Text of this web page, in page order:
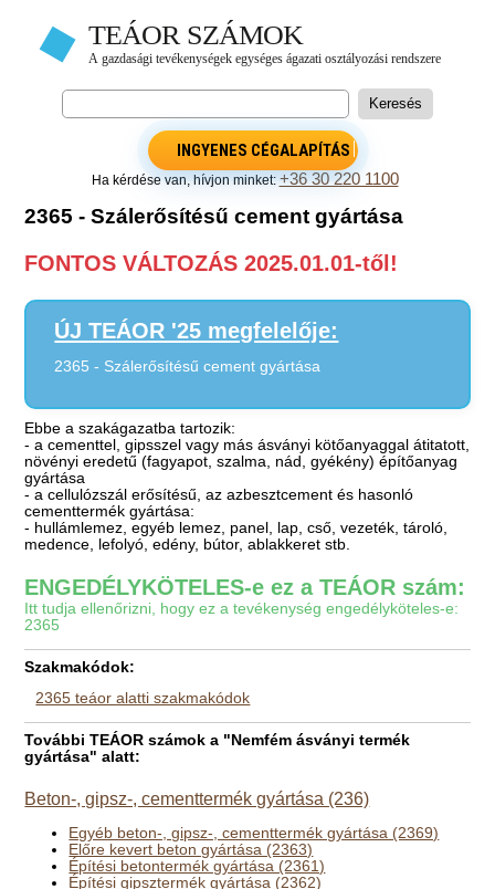
INGYENES CÉGALAPÍTÁS
Ha kérdése van, hívjon minket:+36 30 220 1100
2365 - Szálerősítésű cement gyártása
FONTOS VÁLTOZÁS 2025.01.01-től!
ÚJ TEÁOR '25 megfelelője:
2365 - Szálerősítésű cement gyártása
Ebbe a szakágazatba tartozik:
- a cementtel, gipsszel vagy más ásványi kötőanyaggal átitatott,
növényi eredetű (fagyapot, szalma, nád, gyékény) építőanyag
gyártása
- a cellulózszál erősítésű, az azbesztcement és hasonló
cementtermék gyártása:
- hullámlemez, egyéb lemez, panel, lap, cső, vezeték, tároló,
medence, lefolyó, edény, bútor, ablakkeret stb.
ENGEDÉLYKÖTELES-e ez a TEÁOR szám:
Itt tudja ellenőrizni, hogy ez a tevékenység engedélyköteles-e:
2365
Szakmakódok:
2365 teáor alatti szakmakódok
További TEÁOR számok a "Nemfém ásványi termék
gyártása" alatt:
Beton-, gipsz-, cementtermék gyártása (236)
Egyéb beton-, gipsz-, cementtermék gyártása (2369)
Előre kevert beton gyártása (2363)
Építési betontermék gyártása (2361)
Építési gipsztermék gyártása (2362)